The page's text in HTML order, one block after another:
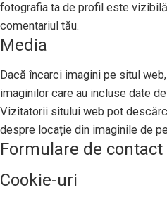
fotografia ta de profil este
comentariul tău.
Media
Dacă încarci imagini pe situl
imaginilor care au incluse date
Vizitatorii sitului web pot
despre locație din imaginile de
Formulare de contact
Cookie-uri